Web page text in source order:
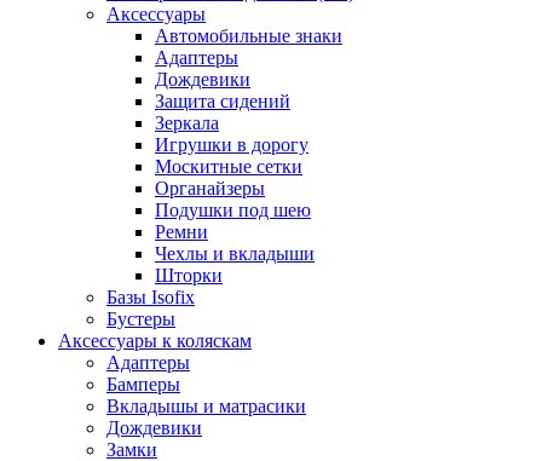
Аксессуары
Автомобильные знаки
Адаптеры
Дождевики
Защита сидений
Зеркала
Игрушки в дорогу
Москитные сетки
Органайзеры
Подушки под шею
Ремни
Чехлы и вкладыши
Шторки
Базы Isofix
Бустеры
Аксессуары к коляскам
Адаптеры
Бамперы
Вкладышы и матрасики
Дождевики
Замки